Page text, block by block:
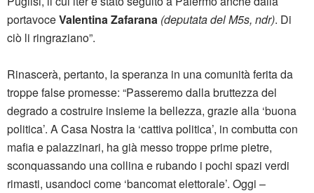
portavoceValentina Zafarana (deputata del M5s, ndr). Di
ciò li ringraziano”.
Rinascerà, pertanto, la speranza in una comunità ferita da
troppe false promesse: “Passeremo dalla bruttezza del
degrado a costruire insieme la bellezza, grazie alla ‘buona
politica’. A Casa Nostra la ‘cattiva politica’, in combutta con
mafia e palazzinari, ha già messo troppe prime pietre,
sconquassando una collina e rubando i pochi spazi verdi
rimasti, usandoci come ‘bancomat elettorale’. Oggi –